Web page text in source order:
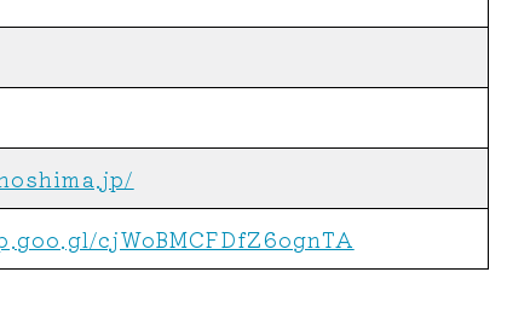
cjWoBMCFDfZ6ognTA